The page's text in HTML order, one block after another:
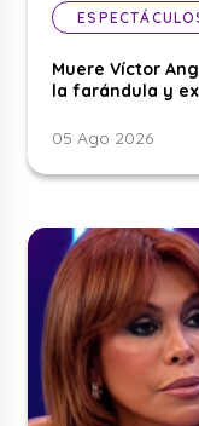
Muere Víctor
la farándula y
05 Ago 2026